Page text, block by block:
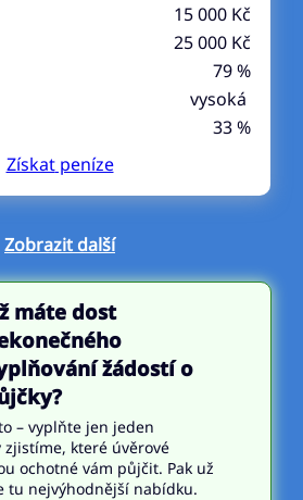
15 000 Kč
25 000 Kč
79 %
vysoká
33 %
Získatpeníze
Zobrazit další
máte dost
žádostí o
– vyplňte jen jeden
které úvěrové
ochotné vám půjčit. Pak už
tu nejvýhodnější nabídku.